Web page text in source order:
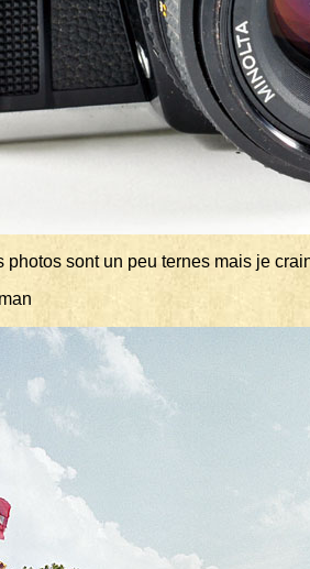
photos sont un peu ternes mais je